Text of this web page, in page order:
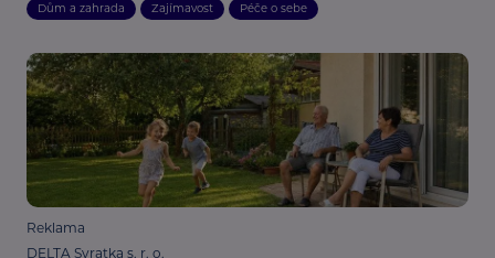
Dům a zahrada Zajímavost Péče o sebe
Reklama
DELTA Svratka s. r. o.